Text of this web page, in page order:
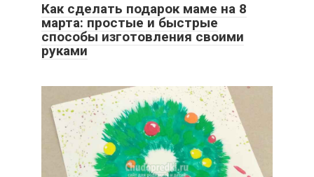
Как сделать подарок маме на 8
марта: простые и быстрые
способы изготовления своими
руками